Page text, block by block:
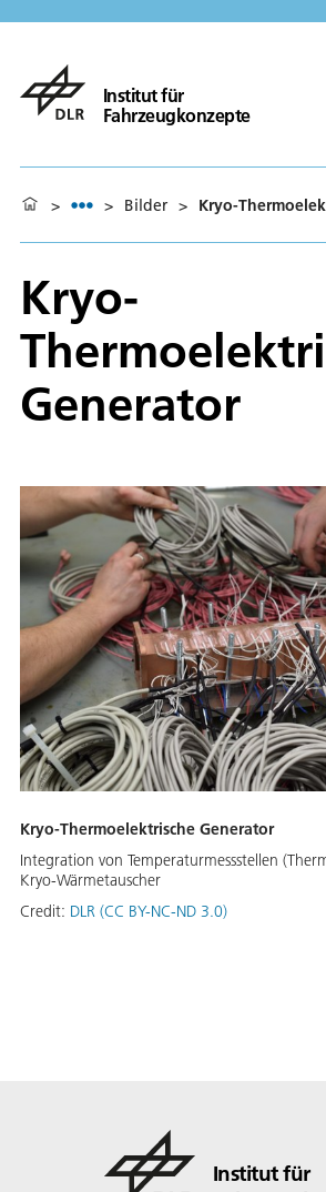
Institut für
Fahrzeugkonzepte
> > Bilder > Kryo-
Kryo-
Generator
Kryo-Thermoelektrische Generator
Integration von Temperaturmessstellen
Kryo-Wärmetauscher
Credit: DLR (CC BY-NC-ND 3.0)
Institut für